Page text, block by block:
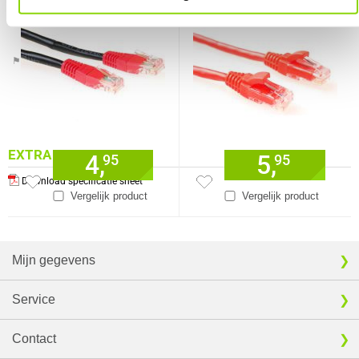
Verkrijgbaar sinds
Juni 2016
⚑ Fout melden
EXTRA INFORMATIE
Download specificatie sheet
Vergelijk product
4,95
Vergelijk product
5,95
Mijn gegevens
Service
Contact